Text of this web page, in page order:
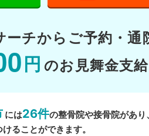
ーチから ご予約・通
円 のお見舞金支給
には26件の整骨院や接骨院があ
ることができます。